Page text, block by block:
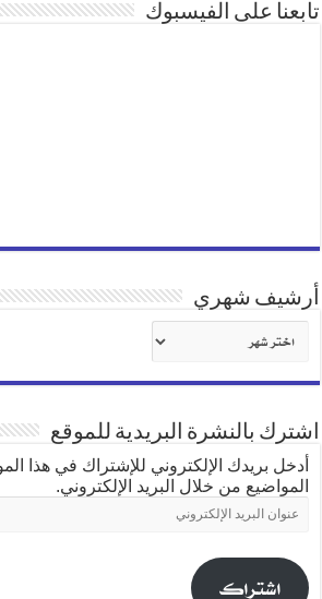
تابعنا على الفيسبوك
أرشيف شهري
شهري
اشترك بالنشرة البريدية للموقع
أدخل بريدك الإلكتروني للإشتراك في هذا
المواضيع من خلال البريد الإلكتروني.
عنوان
البريد
اشتراك